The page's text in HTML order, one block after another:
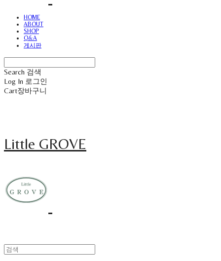
HOME
ABOUT
SHOP
Q&A
게시판
Search 검색
Log In 로그인
Cart장바구니
Little GROVE